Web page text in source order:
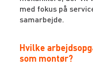
med fokus på
samarbejde.
Hvilke
som montør?